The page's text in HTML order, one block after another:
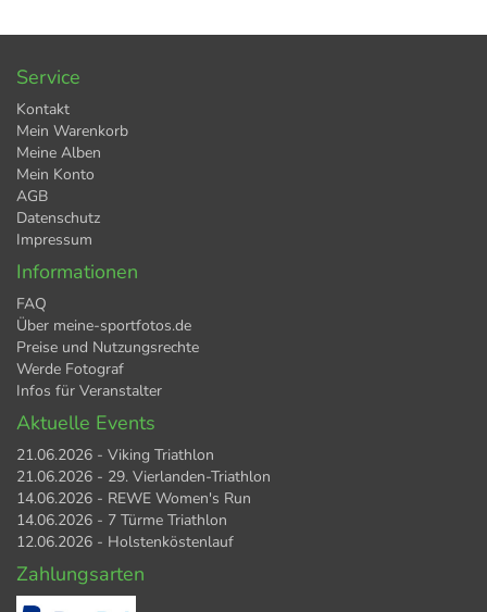
Service
Kontakt
Mein Warenkorb
Meine Alben
Mein Konto
AGB
Datenschutz
Impressum
Informationen
FAQ
Über meine-sportfotos.de
Preise und Nutzungsrechte
Werde Fotograf
Infos für Veranstalter
Aktuelle Events
21.06.2026 - Viking Triathlon
21.06.2026 - 29. Vierlanden-Triathlon
14.06.2026 - REWE Women's Run
14.06.2026 - 7 Türme Triathlon
12.06.2026 - Holstenköstenlauf
Zahlungsarten